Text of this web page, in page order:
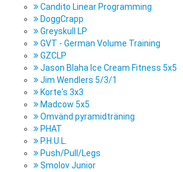
Candito Linear Programming
DoggCrapp
Greyskull LP
GVT - German Volume Training
GZCLP
Jason Blaha Ice Cream Fitness 5x5
Jim Wendlers 5/3/1
Korte's 3x3
Madcow 5x5
Omvänd pyramidträning
PHAT
P.H.U.L.
Push/Pull/Legs
Smolov Junior